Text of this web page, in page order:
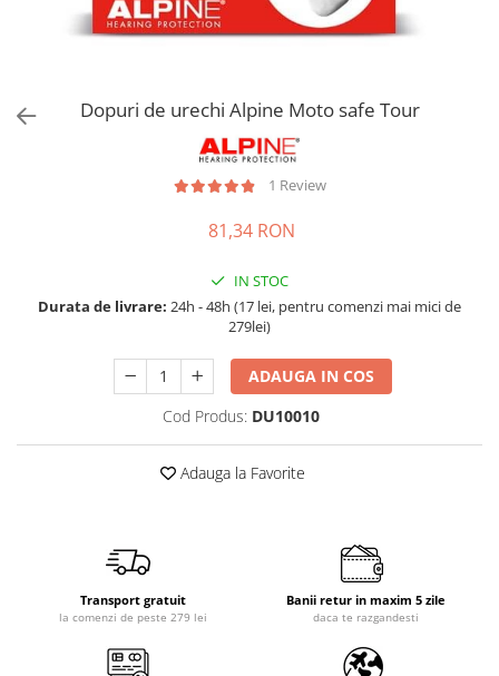
Huse troler
Borsete
Dopuri de urechi Alpine Moto safe Tour
1 Review
81,34 RON
IN STOC
Durata de livrare: 24h - 48h (17 lei, pentru comenzi mai mici de
279lei)
ADAUGA IN COS
Cod Produs: DU10010
Adauga la Favorite
Transport gratuit
la comenzi de peste 279 lei
Banii retur in maxim 5 zile
daca te razgandesti